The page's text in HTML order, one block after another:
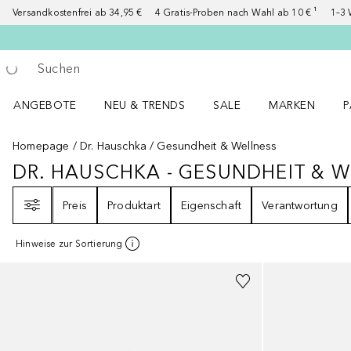
Versandkostenfrei ab 34,95 € 4 Gratis-Proben nach Wahl ab 10 € ¹ 1–3
Gehe zurück
Suche ausführen
ANGEBOTE
NEU & TRENDS
SALE
MARKEN
Homepage
Dr. Hauschka Gesundheit & Wellness
DR. HAUSCHKA - GESUNDHEIT &
DR. HAUSCHKA - GESUNDHEIT &
Preis
Produktart Eigenschaft Verantwortung
Hinweise zur Sortierung